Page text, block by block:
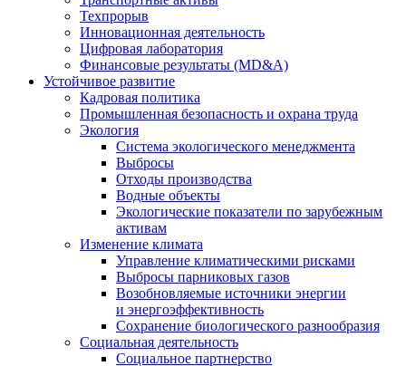
Техпрорыв
Инновационная деятельность
Цифровая лаборатория
Финансовые результаты (MD&A)
Устойчивое развитие
Кадровая политика
Промышленная безопасность и охрана труда
Экология
Система экологического менеджмента
Выбросы
Отходы производства
Водные объекты
Экологические показатели по зарубежным
активам
Изменение климата
Управление климатическими рисками
Выбросы парниковых газов
Возобновляемые источники энергии
и энергоэффективность
Сохранение биологического разнообразия
Социальная деятельность
Социальное партнерство